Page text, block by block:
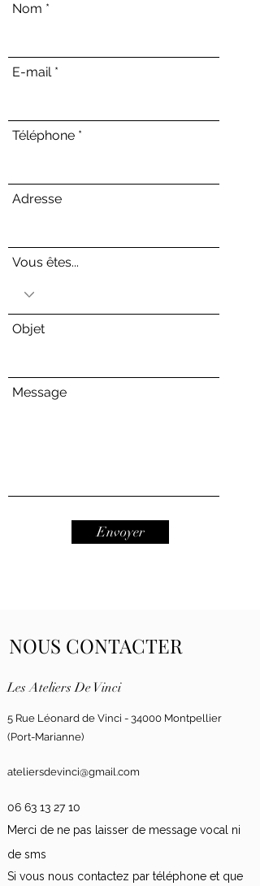
Nom
E-mail
Téléphone
Adresse
Vous êtes...
Objet
Message
Envoyer
NOUS CONTACTER
Les Ateliers De Vinci
5 Rue Léonard de Vinci - 34000 Montpellier
(Port-Marianne)
ateliersdevinci@gmail.com
06 63 13 27 10
Merci de ne pas laisser de message vocal ni
de sms
Si vous nous contactez par téléphone et que